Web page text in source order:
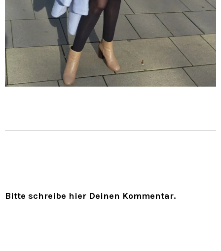
Bitte schreibe hier Deinen Kommentar.